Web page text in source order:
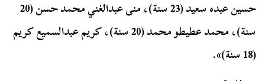
حسين عبده سعيد (23 سنة)، منى عبدالغني محمد حسن (20
سنة)، محمد عطيطو محمد (20 سنة)، كريم عبدالسميع كريم
(18 سنة)».